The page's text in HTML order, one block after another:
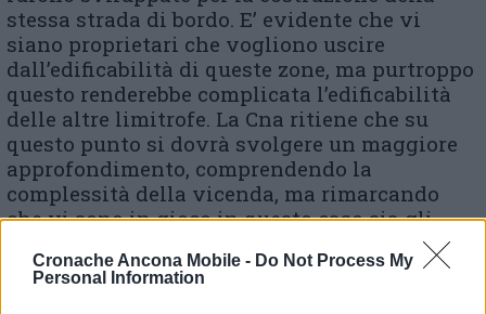
Cronache Ancona Mobile - Do Not Process My
Personal Information
stessa strada di bordo. E’ evidente che vi
siano proprietari che vogliono uscire
dall’edificabilità di queste zone, ma purtroppo
questo renderebbe complicata l’edificabilità
delle altre limitrofe. La Cna ritiene che su
questo punto si dovrà svolgere un maggiore
approfondimento, comprendendo la
complessità della vicenda, ma rimarcando
che vi sono in gioco in questo caso sia gli
interessi della città (per la strada di bordo),
sia gli interessi di imprese del settore edile.